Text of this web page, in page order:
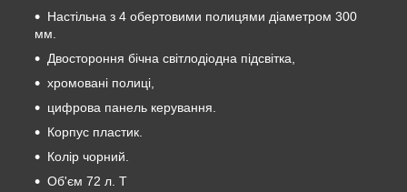
Настільна з 4 обертовими полицями діаметром 300
мм.
Двостороння бічна світлодіодна підсвітка,
хромовані полиці,
цифрова панель керування.
Корпус пластик.
Колір чорний.
Об'єм 72 л. Т